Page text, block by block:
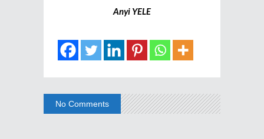
Anyi YELE
No Comments